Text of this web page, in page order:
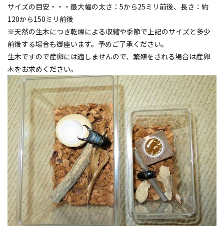
サイズの目安・・・最大幅の太さ：5から25ミリ前後、長さ：約
120から150ミリ前後
※天然の生木につき乾燥による収縮や季節で上記のサイズと多少
前後する場合も御座います。予めご了承ください。
生木ですので産卵には適しませんので、繁殖をされる場合は産卵
木をお求めください。